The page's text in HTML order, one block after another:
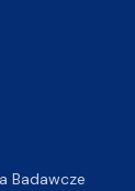
Badawcze